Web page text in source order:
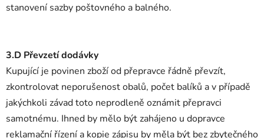
stanovení sazby poštovného a balného.
3.D Převzetí dodávky
Kupující je povinen zboží od přepravce řádně převzít,
zkontrolovat neporušenost obalů, počet balíků a v případě
jakýchkoli závad toto neprodleně oznámit přepravci
samotnému. Ihned by mělo být zahájeno u dopravce
reklamační řízení a kopie zápisu by měla být bez zbytečného